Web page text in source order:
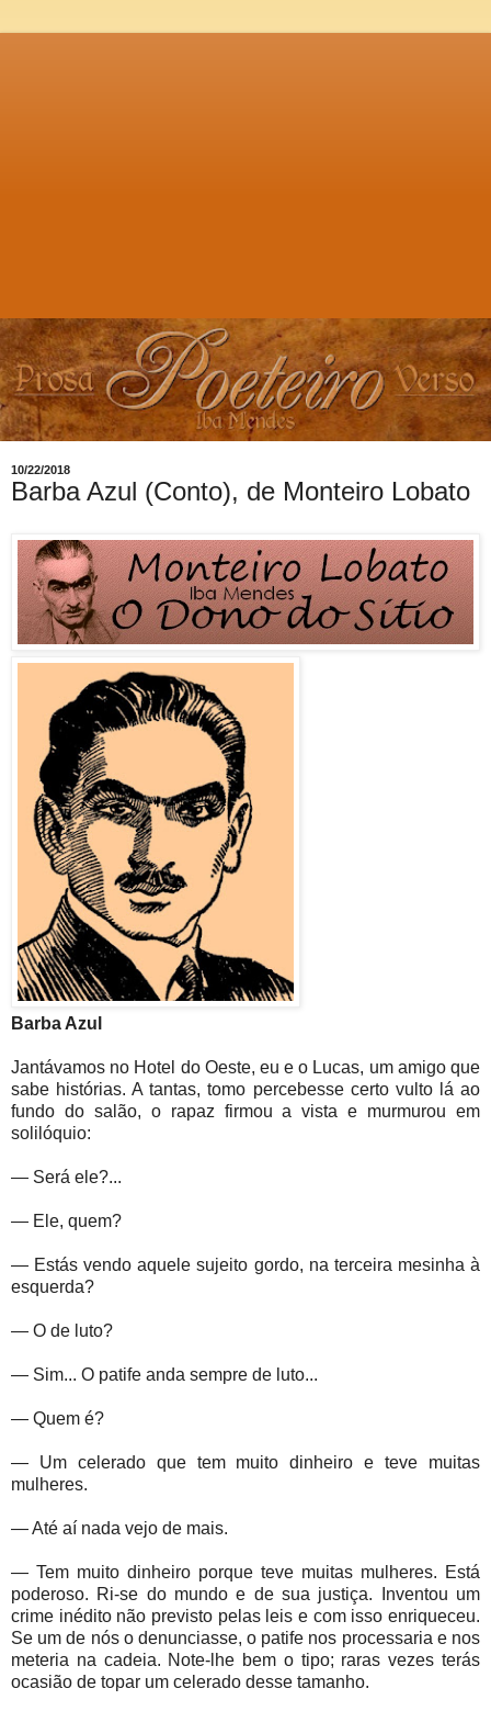
10/22/2018
Barba Azul (Conto), de Monteiro Lobato
Barba Azul
Jantávamos no Hotel do Oeste, eu e o Lucas, um amigo que
sabe histórias. A tantas, tomo percebesse certo vulto lá ao
fundo do salão, o rapaz firmou a vista e murmurou em
solilóquio:
— Será ele?...
— Ele, quem?
— Estás vendo aquele sujeito gordo, na terceira mesinha à
esquerda?
— O de luto?
— Sim... O patife anda sempre de luto...
— Quem é?
— Um celerado que tem muito dinheiro e teve muitas
mulheres.
— Até aí nada vejo de mais.
— Tem muito dinheiro porque teve muitas mulheres. Está
poderoso. Ri-se do mundo e de sua justiça. Inventou um
crime inédito não previsto pelas leis e com isso enriqueceu.
Se um de nós o denunciasse, o patife nos processaria e nos
meteria na cadeia. Note-lhe bem o tipo; raras vezes terás
ocasião de topar um celerado desse tamanho.